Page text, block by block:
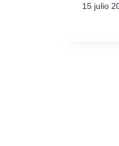
15 julio